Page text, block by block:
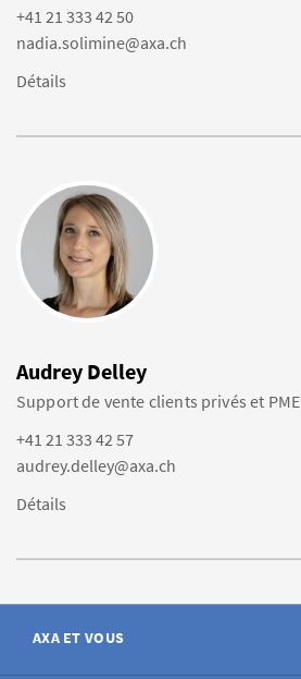
+41 21 333 42 50
nadia.solimine@axa.ch
Détails
Audrey Delley
Support de vente clients privés et PME
+41 21 333 42 57
audrey.delley@axa.ch
Détails
AXA ET VOUS